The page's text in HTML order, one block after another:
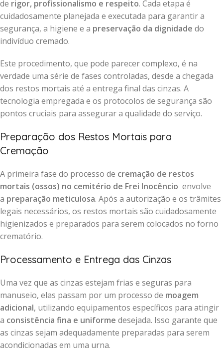
de rigor, profissionalismo e respeito. Cada etapa é
cuidadosamente planejada e executada para garantir a
segurança, a higiene e a preservação da dignidade do
indivíduo cremado.
Este procedimento, que pode parecer complexo, é na
verdade uma série de fases controladas, desde a chegada
dos restos mortais até a entrega final das cinzas. A
tecnologia empregada e os protocolos de segurança são
pontos cruciais para assegurar a qualidade do serviço.
Preparação dos Restos Mortais para
Cremação
A primeira fase do processo de cremação de restos
mortais (ossos) no cemitério de Frei Inocêncio envolve
a preparação meticulosa. Após a autorização e os trâmites
legais necessários, os restos mortais são cuidadosamente
higienizados e preparados para serem colocados no forno
crematório.
Processamento e Entrega das Cinzas
Uma vez que as cinzas estejam frias e seguras para
manuseio, elas passam por um processo de moagem
adicional, utilizando equipamentos específicos para atingir
a consistência fina e uniforme desejada. Isso garante que
as cinzas sejam adequadamente preparadas para serem
acondicionadas em uma urna.